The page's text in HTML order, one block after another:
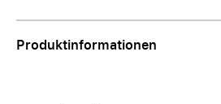
Produktinformationen